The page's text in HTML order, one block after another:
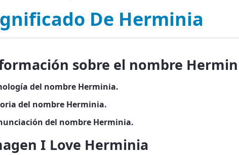
De Herminia
sobre el nombre
del nombre Herminia.
del nombre Herminia.
del nombre Herminia.
I Love Herminia